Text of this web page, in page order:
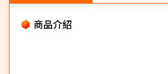
商品介紹